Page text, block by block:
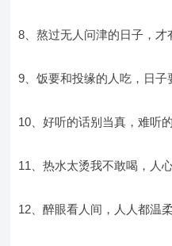
8、熬过无人问津的日子，才
9、饭要和投缘的人吃，日子
10、好听的话别当真，难听
11、热水太烫我不敢喝，人
12、醉眼看人间，人人都温柔